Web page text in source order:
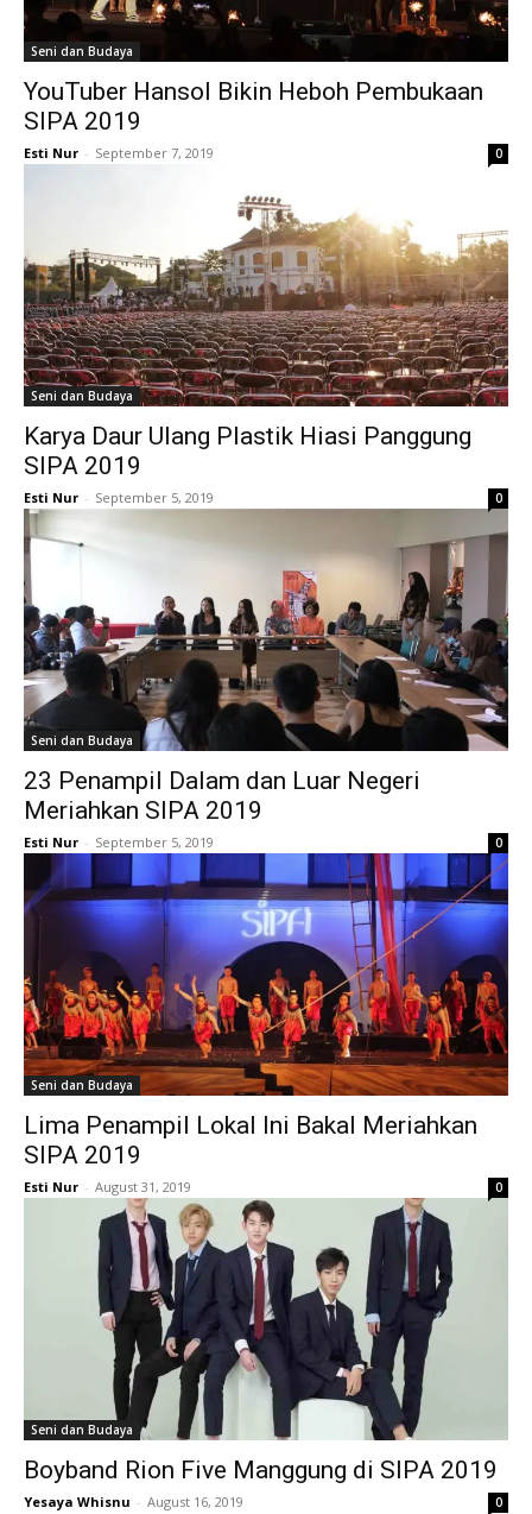
Seni dan Budaya
YouTuber Hansol Bikin Heboh Pembukaan
SIPA 2019
Esti Nur - September 7, 2019 0
Seni dan Budaya
Karya Daur Ulang Plastik Hiasi Panggung
SIPA 2019
Esti Nur - September 5, 2019 0
Seni dan Budaya
23 Penampil Dalam dan Luar Negeri
Meriahkan SIPA 2019
Esti Nur - September 5, 2019 0
Seni dan Budaya
Lima Penampil Lokal Ini Bakal Meriahkan
SIPA 2019
Esti Nur - August 31, 2019 0
Seni dan Budaya
Boyband Rion Five Manggung di SIPA 2019
Yesaya Whisnu - August 16, 2019 0